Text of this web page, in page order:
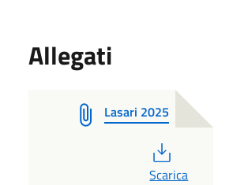
Allegati
Lasari 2025
PDF
Scarica